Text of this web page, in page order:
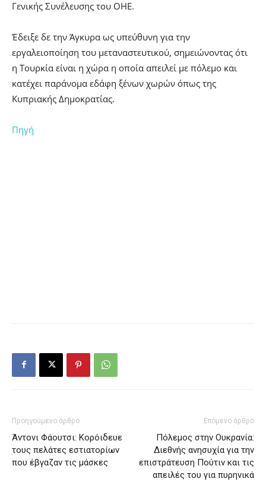
Γενικής Συνέλευσης του ΟΗΕ.
Έδειξε δε την Άγκυρα ως υπεύθυνη για την
εργαλειοποίηση του μεταναστευτικού, σημειώνοντας ότι
η Τουρκία είναι η χώρα η οποία απειλεί με πόλεμο και
κατέχει παράνομα εδάφη ξένων χωρών όπως της
Κυπριακής Δημοκρατίας.
Πηγή
Προηγούμενο άρθρο
Άντονι Φάουτσι: Κορόιδευε
τους πελάτες εστιατορίων
που έβγαζαν τις μάσκες
Επόμενο άρθρο
Πόλεμος στην Ουκρανία:
Διεθνής ανησυχία για την
επιστράτευση Πούτιν και τις
απειλές του για πυρηνικά